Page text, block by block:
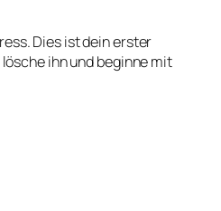
Dies ist dein erster
ihn und beginne mit